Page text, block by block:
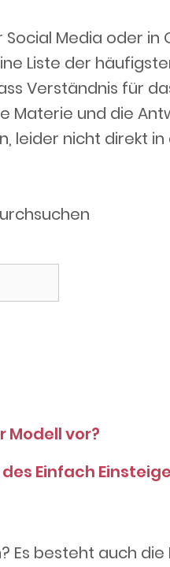
Media oder in
Liste der
Verständnis für
Materie und die
leider nicht direkt in
Modell vor?
Einfach
Es besteht auch die